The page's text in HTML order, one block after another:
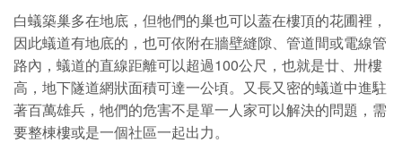
白蟻築巢多在地底，但牠們的巢也可以蓋在樓頂的花圃裡，
因此蟻道有地底的，也可依附在牆壁縫隙、管道間或電線管
路內，蟻道的直線距離可以超過100公尺，也就是廿、卅樓
高，地下隧道網狀面積可達一公頃。又長又密的蟻道中進駐
著百萬雄兵，牠們的危害不是單一人家可以解決的問題，需
要整棟樓或是一個社區一起出力。